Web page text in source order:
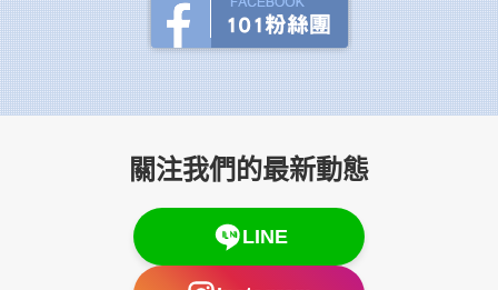
關注我們的最新動態
LINE